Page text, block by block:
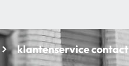
klantenservice contact